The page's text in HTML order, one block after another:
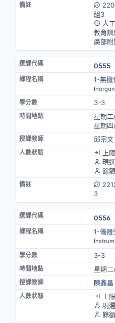
組3
人
教育
廣部
0555
1-無機
3-3
星期
星期
邱宗文
上
現
餘
3
0556
1-儀器
3-3
星期
陳鑫昌
上
現
餘